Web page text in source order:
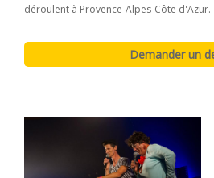
déroulent à Provence-Alpes-Côte d'Azur.